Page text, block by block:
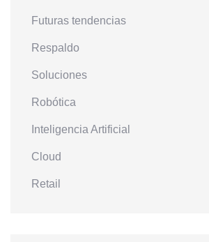
Futuras tendencias
Respaldo
Soluciones
Robótica
Inteligencia Artificial
Cloud
Retail